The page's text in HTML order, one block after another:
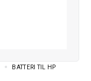
BATTERI TIL HP